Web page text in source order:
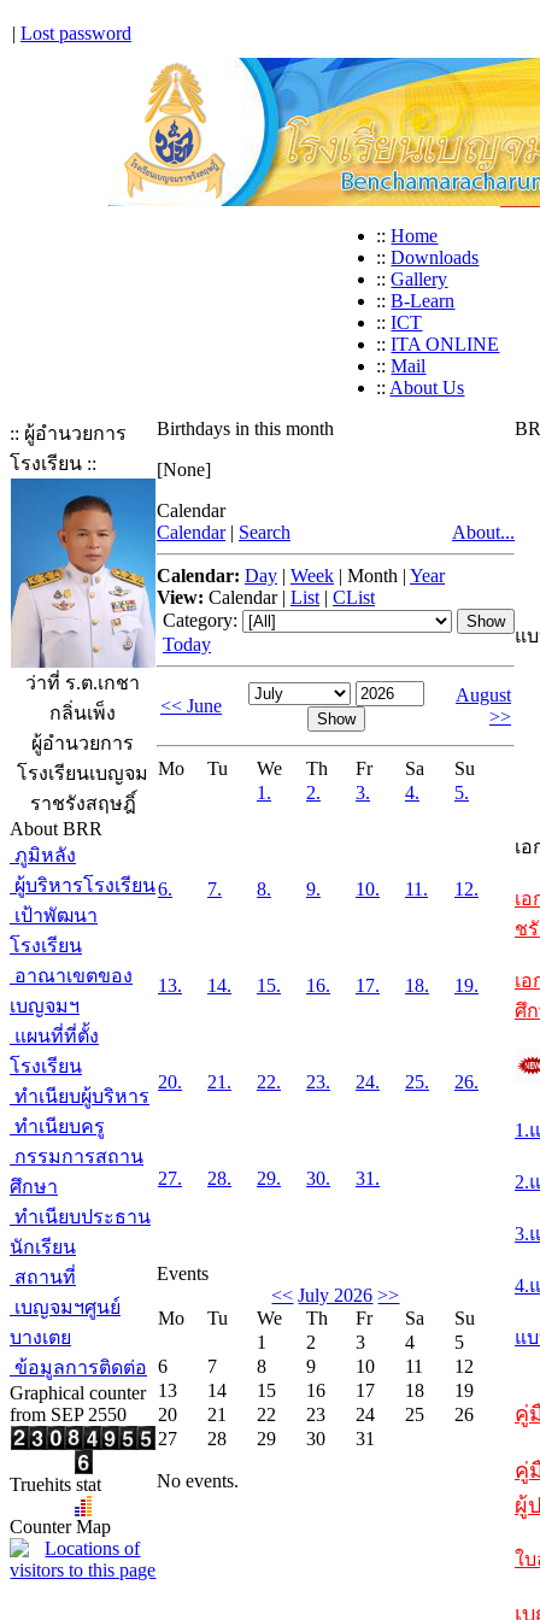
| Lost password
:: Home
:: Downloads
:: Gallery
:: B-Learn
:: ICT
:: ITA ONLINE
:: Mail
:: About Us
:: ผู้อำนวยการ
โรงเรียน ::
ว่าที่ ร.ต.เกชา
กลิ่นเพ็ง
ผู้อำนวยการ
โรงเรียนเบญจม
ราชรังสฤษฎิ์
About BRR
ภูมิหลัง
ผู้บริหารโรงเรียน
เป้าพัฒนา
โรงเรียน
อาณาเขตของ
เบญจมฯ
แผนที่ที่ตั้ง
โรงเรียน
ทำเนียบผู้บริหาร
ทำเนียบครู
กรรมการสถาน
ศึกษา
ทำเนียบประธาน
นักเรียน
สถานที่
เบญจมฯศูนย์
บางเตย
ข้อมูลการติดต่อ
Graphical counter
from SEP 2550
Truehits stat
Counter Map
Birthdays in this month
[None]
Calendar
Calendar | Search About...
Calendar: Day | Week | Month | Year
View: Calendar| List | CList
Category:
Today
<< June
August
>>
Mo Tu We Th Fr Sa
Su
1.
2. 3. 4. 5.
6. 7. 8. 9. 10. 11. 12.
13. 14. 15. 16. 17. 18. 19.
20. 21. 22. 23. 24. 25. 26.
27. 28. 29. 30. 31.
Events
<< July 2026 >>
Mo
Tu We Th Fr Sa
Su
1
2 3 4
5
6
7 8 9 10 11
12
13
14 15 16 17 18
19
20
21 22 23 24 25
26
27
28 29 30 31
No events.
แ
เ
เ
ช
เ
ศึ
1.
2.
3.
4.
แ
คู่
คู่
ผู้
ใ
เ